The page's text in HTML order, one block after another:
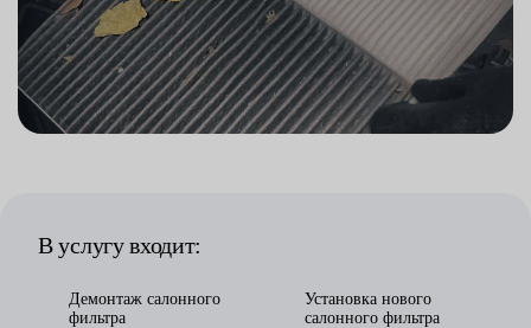
В услугу входит:
Демонтаж салонного
фильтра
Установка нового
салонного фильтра